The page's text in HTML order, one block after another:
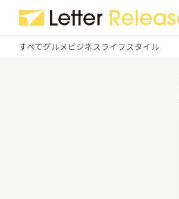
すべてグルメ ビジネス ライフスタイル